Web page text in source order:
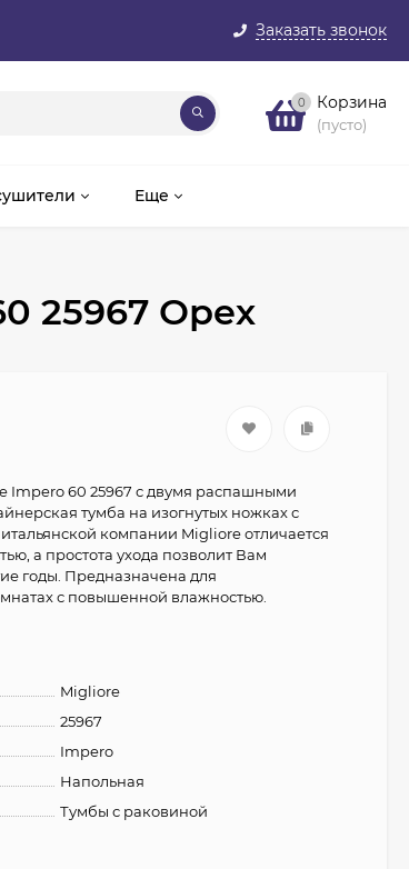
Заказать звонок
0 Корзина
(пусто)
Еще
25967 Орех
Impero 60 25967 с двумя распашными
тумба на изогнутых ножках с
компании Migliore отличается
а простота ухода позволит Вам
годы. Предназначена для
с повышенной влажностью.
Migliore
25967
Impero
Напольная
Тумбы с раковиной